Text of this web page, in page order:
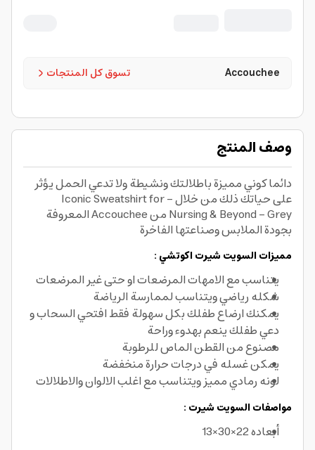
تسوق كل المنتجات Accouchee
وصف المنتج
دائما كوني مميزة باطلالتك ونشيطة ولا تدعي الحمل يؤثر
على حياتك ذلك من خلال - Iconic Sweatshirt for
Nursing & Beyond - Grey من Accouchee المعروفة
بجودة الملابس وصناعتها الفاخرة
مميزات السويت شيرت اكوتشي :
يتناسب مع الامهات المرضعات او حتى غير المرضعات
شكله رياضي ويتناسب لممارسة الرياضة
يمكنك ارضاع طفلك بكل سهولة فقط افتحي السحاب و
دعي طفلك ينعم بهدوء وراحة
مصنوع من القطن الماص للرطوبة
يمكن غسله في درجات حرارة منخفضة
لونه رمادي مميز ويتناسب مع اغلب الالوان والاطلالات
مواصفات السويت شيرت :
أبعاده 22×30×13